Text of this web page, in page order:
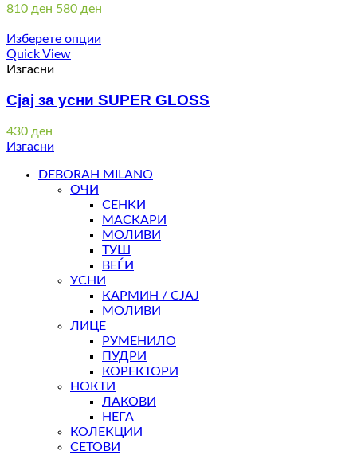
810ден Original
was:
810 ден.
580 ден
Изберете опции
Quick View
Изгасни
Сјај за усни SUPER GLOSS
430 ден
Изгасни
DEBORAH MILANO
ОЧИ
СЕНКИ
МАСКАРИ
МОЛИВИ
ТУШ
ВЕЃИ
УСНИ
КАРМИН / СЈАЈ
МОЛИВИ
ЛИЦЕ
РУМЕНИЛО
ПУДРИ
КОРЕКТОРИ
НОКТИ
ЛАКОВИ
НЕГА
КОЛЕКЦИИ
СЕТОВИ